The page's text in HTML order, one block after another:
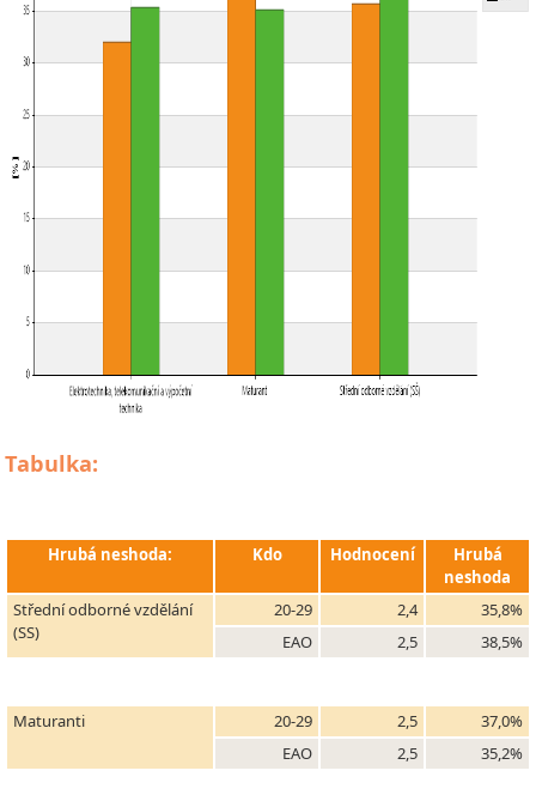
Tabulka:
Hrubá neshoda: Kdo Hodnocení
Hrubá
neshoda
Střední odborné vzdělání
(SS)
20-29 2,4
35,8%
EAO
2,5 38,5%
Maturanti 20-29 2,5
37,0%
EAO
2,5 35,2%